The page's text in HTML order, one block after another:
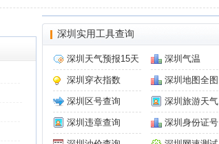
深圳实用工具查询
深圳天气预报15天 深圳气温
深圳穿衣指数 深圳地图全图
深圳区号查询 深圳旅游天气
深圳违章查询 深圳身份证号